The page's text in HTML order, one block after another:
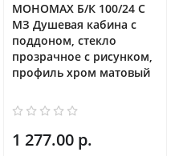
МОНОМАХ Б/К 100/24 С
МЗ Душевая кабина с
поддоном, cтекло
прозрачное с рисунком,
профиль хром матовый
1 277.00 р.